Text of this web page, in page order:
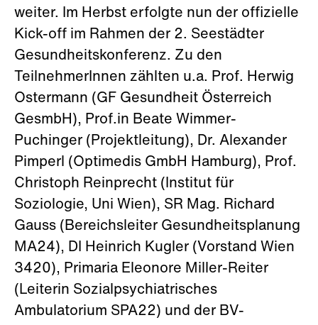
weiter. Im Herbst erfolgte nun der offizielle
Kick-off im Rahmen der 2. Seestädter
Gesundheitskonferenz. Zu den
TeilnehmerInnen zählten u.a. Prof. Herwig
Ostermann (GF Gesundheit Österreich
GesmbH), Prof.in Beate Wimmer-
Puchinger (Projektleitung), Dr. Alexander
Pimperl (Optimedis GmbH Hamburg), Prof.
Christoph Reinprecht (Institut für
Soziologie, Uni Wien), SR Mag. Richard
Gauss (Bereichsleiter Gesundheitsplanung
MA24), DI Heinrich Kugler (Vorstand Wien
3420), Primaria Eleonore Miller-Reiter
(Leiterin Sozialpsychiatrisches
Ambulatorium SPA22) und der BV-